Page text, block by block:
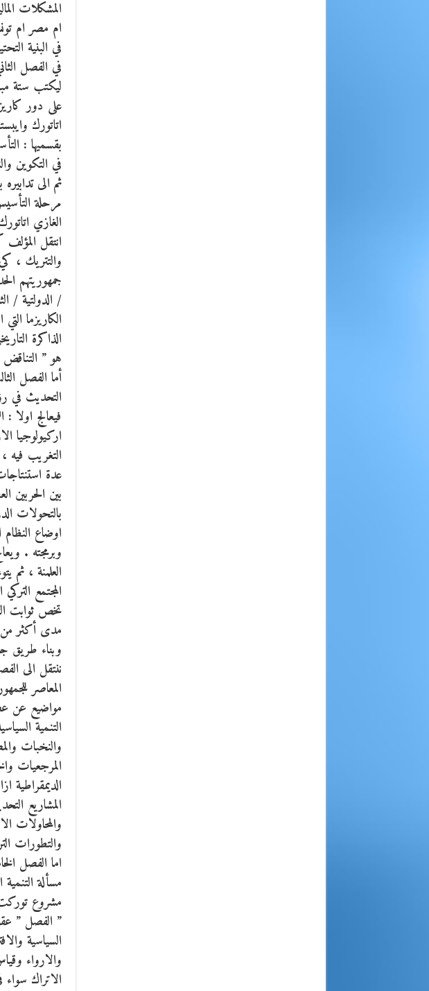
المشكلات
ام مصر ام
في البنية
في الفصل
ليكتب ستة
على دور
في التكوين
ثم الى
مرحلة
الغازي
انتقل
والتتريك ،
جمهوريتهم
/ الدولتية /
الكاريزما
الذاكرة
هو ” التناقض
أما الفصل
التحديث في
فيعالج اولا :
اركيولوجيا
التغريب فيه
عدة
بين الحربين
بالتحولات
اوضاع النظام
وبرمجته .
العلمنة ، ثم
المجتمع
تخص ثوابت
مدى أكثر من
وبناء طريق
ننتقل الى
المعاصر
مواضيع عن
التنمية
والنخبات
المرجعيات
المشاريع
والمحاولات
والتطورات
اما الفصل
مسألة
” الفصل ”
السياسية
والارواء
الاتراك